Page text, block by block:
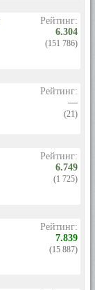
Рейтинг:
6.304
(151 786)
Рейтинг:
—
(21)
Рейтинг:
6.749
(1 725)
Рейтинг:
7.839
(15 887)